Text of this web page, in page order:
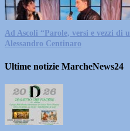
Ad Ascoli “Parole, versi e vezzi di
Alessandro Centinaro
Ultime notizie MarcheNews24